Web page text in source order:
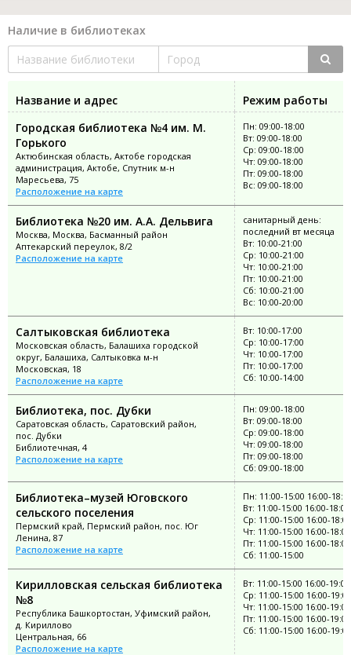
Наличие в библиотеках
Название и адрес
Режим работы
Городская библиотека №4 им. М.
Горького
Актюбинская область, Актобе городская
администрация, Актобе, Спутник м-н
Маресьева, 75
Расположение на карте
Пн: 09:00-18:00
Вт: 09:00-18:00
Ср: 09:00-18:00
Чт: 09:00-18:00
Пт: 09:00-18:00
Вс: 09:00-18:00
Библиотека №20 им. А.А. Дельвига
Москва, Москва, Басманный район
Аптекарский переулок, 8/2
Расположение на карте
санитарный день:
последний вт месяца
Вт: 10:00-21:00
Ср: 10:00-21:00
Чт: 10:00-21:00
Пт: 10:00-21:00
Сб: 10:00-21:00
Вс: 10:00-20:00
Салтыковская библиотека
Московская область, Балашиха городской
округ, Балашиха, Салтыковка м-н
Московская, 18
Расположение на карте
Вт: 10:00-17:00
Ср: 10:00-17:00
Чт: 10:00-17:00
Пт: 10:00-17:00
Сб: 10:00-14:00
Библиотека, пос. Дубки
Саратовская область, Саратовский район,
пос. Дубки
Библиотечная, 4
Расположение на карте
Пн: 09:00-18:00
Вт: 09:00-18:00
Ср: 09:00-18:00
Чт: 09:00-18:00
Пт: 09:00-18:00
Сб: 09:00-18:00
Библиотека–музей Юговского
сельского поселения
Пермский край, Пермский район, пос. Юг
Ленина, 87
Расположение на карте
Пн: 11:00-15:00 16:00-
Вт: 11:00-15:00 16:00-18:00
Ср: 11:00-15:00 16:00-18:00
Чт: 11:00-15:00 16:00-18:00
Пт: 11:00-15:00 16:00-18:00
Сб: 11:00-15:00
Кирилловская сельская библиотека
№8
Республика Башкортостан, Уфимский район,
д. Кириллово
Центральная, 66
Расположение на карте
Вт: 11:00-15:00 16:00-19:00
Ср: 11:00-15:00 16:00-19:00
Чт: 11:00-15:00 16:00-19:00
Пт: 11:00-15:00 16:00-19:00
Сб: 11:00-15:00 16:00-19:00